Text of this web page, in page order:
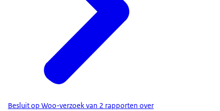
Besluit op Woo-verzoek van 2 rapporten over